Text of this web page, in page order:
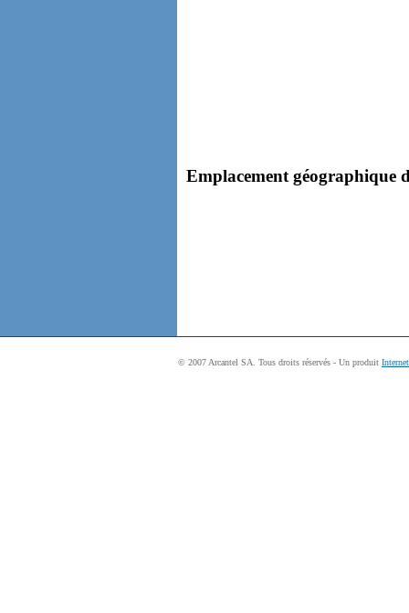
Emplacement géographique
© 2007 Arcantel SA. Tous droits réservés - Un produit